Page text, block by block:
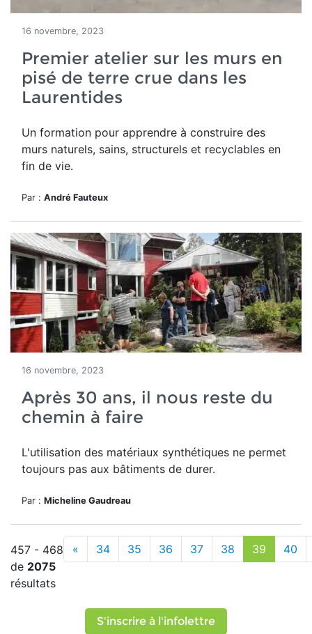
16 novembre, 2023
Premier atelier sur les murs en
pisé de terre crue dans les
Laurentides
Un formation pour apprendre à construire des
murs naturels, sains, structurels et recyclables en
fin de vie.
Par : André Fauteux
16 novembre, 2023
Après 30 ans, il nous reste du
chemin à faire
L'utilisation des matériaux synthétiques ne permet
toujours pas aux bâtiments de durer.
Par : Micheline Gaudreau
457 - 468
de 2075
résultats
« 34 35 36 37 38 39 40
S'inscrire à l'infolettre